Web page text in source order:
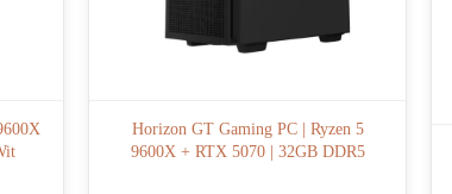
Horizon GT Gaming PC | Ryzen 5
9600X + RTX 5070 | 32GB DDR5